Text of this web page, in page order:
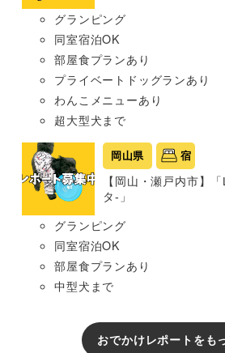
グランピング
同室宿泊OK
部屋食プランあり
プライベートドッグランあり
わんこメニューあり
超大型犬まで
岡山県 宿
【岡山・瀬戸内市】
タ-」
グランピング
同室宿泊OK
部屋食プランあり
中型犬まで
おでかけレポートをも